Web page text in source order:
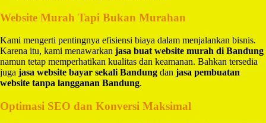
Website Murah Tapi Bukan Murahan
Kami mengerti pentingnya efisiensi biaya dalam menjalankan bisnis.
Karena itu, kami menawarkan jasa buat website murah di Bandung
namun tetap memperhatikan kualitas dan keamanan. Bahkan tersedia
juga jasa website bayar sekali Bandung dan jasa pembuatan
website tanpa langganan Bandung.
Optimasi SEO dan Konversi Maksimal